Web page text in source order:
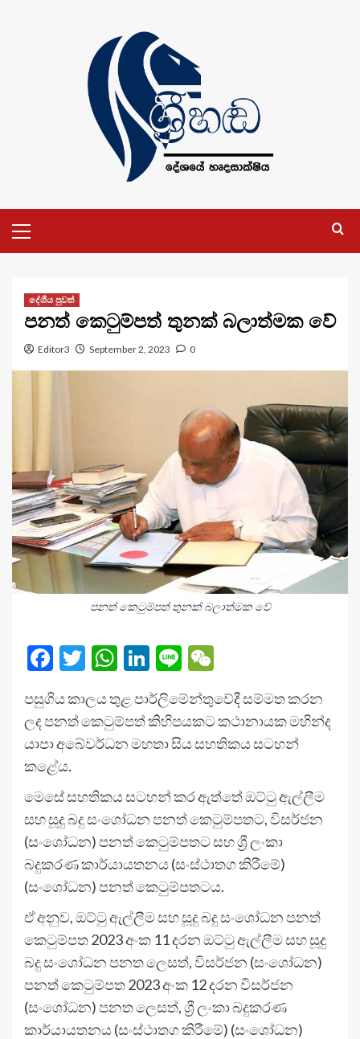
Menu
දේශීය පුවත්
පනත් කෙටුම්පත් තුනක් බලාත්මක වේ
Editor3 September 2, 2023 0
පනත් කෙටුම්පත් තුනක් බලාත්මක වේ
Facebook
Twitter
WhatsApp
LinkedIn
Line
පසුගිය කාලය තුළ පාර්ලිමේන්තුවේදී සම්මත කරන
ලද පනත් කෙටුම්පත් කිහිපයකට කථානායක මහින්ද
යාපා අබේවර්ධන මහතා සිය සහතිකය සටහන්
කළේය.
මෙසේ සහතිකය සටහන් කර ඇත්තේ ඔට්ටු ඇල්ලීම
සහ සූදු බදු සංශෝධන පනත් කෙටුම්පතට, විසර්ජන
(සංශෝධන) පනත් කෙටුම්පතට සහ ශ්‍රී ලංකා
බදුකරණ කාර්යායතනය (සංස්ථාතග කිරීමේ)
(සංශෝධන) පනත් කෙටුම්පතටය.
ඒ අනුව, ඔට්ටු ඇල්ලීම සහ සූදු බදු සංශෝධන පනත්
කෙටුම්පත 2023 අංක 11 දරන ඔට්ටු ඇල්ලීම සහ සූදු
බදු සංශෝධන පනත ලෙසත්, විසර්ජන (සංශෝධන)
පනත් කෙටුම්පත 2023 අංක 12 දරන විසර්ජන
(සංශෝධන) පනත ලෙසත්, ශ්‍රී ලංකා බදුකරණ
කාර්යායතනය (සංස්ථාතග කිරීමේ) (සංශෝධන)